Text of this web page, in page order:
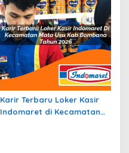
Karir Terbaru Loker Kasir
Indomaret di Kecamatan